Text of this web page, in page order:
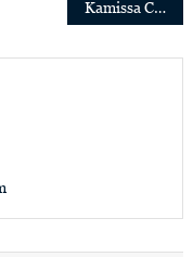
Kamissa Camara, 35 ans, nouvelle ministre des affaires étrangères du Mali